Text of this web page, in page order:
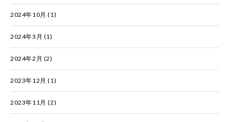
2024年10月 (1)
2024年3月 (1)
2024年2月 (2)
2023年12月 (1)
2023年11月 (2)